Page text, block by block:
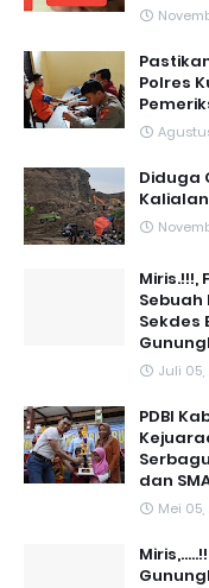
Polres
Diduga
Miris.!!!,
Sekdes
Juli
PDBI
dan
Mei